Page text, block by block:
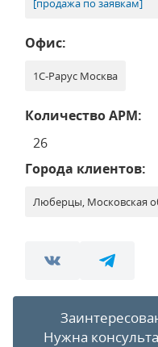
[продажа по заявкам]
Офис:
1С-Рарус Москва
Количество АРМ:
26
Города клиентов:
Люберцы, Московская
Нужна